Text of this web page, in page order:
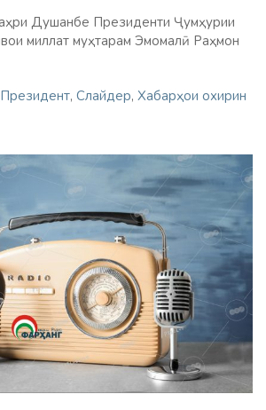
Душанбе Президенти Ҷумҳурии
миллат муҳтарам Эмомалӣ Раҳмон
Президент, Слайдер, Хабарҳои охирин